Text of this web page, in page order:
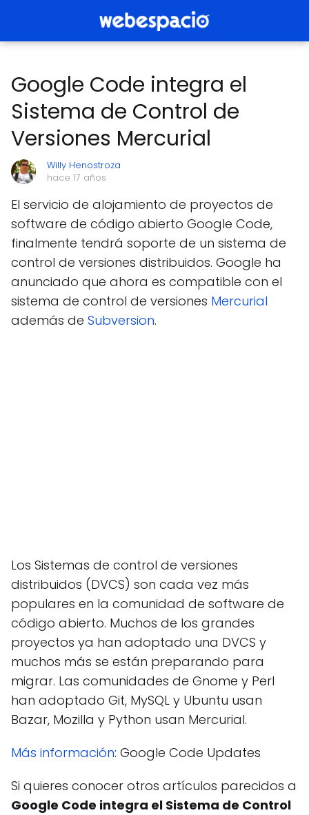
Google Code integra el
Sistema de Control de
Versiones Mercurial
Willy Henostroza
hace 17 años
El servicio de alojamiento de proyectos de
software de código abierto Google Code,
finalmente tendrá soporte de un sistema de
control de versiones distribuidos. Google ha
anunciado que ahora es compatible con el
sistema de control de versiones Mercurial
además de Subversion.
Los Sistemas de control de versiones
distribuidos (DVCS) son cada vez más
populares en la comunidad de software de
código abierto. Muchos de los grandes
proyectos ya han adoptado una DVCS y
muchos más se están preparando para
migrar. Las comunidades de Gnome y Perl
han adoptado Git, MySQL y Ubuntu usan
Bazar, Mozilla y Python usan Mercurial.
Más información: Google Code Updates
Si quieres conocer otros artículos parecidos a
Google Code integra el Sistema de Control